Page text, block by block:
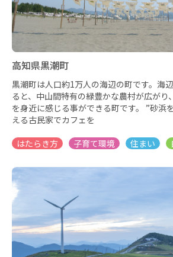
高知県黒潮町
黒潮町は人口約1万人の海辺の町です。海
ると、中山間特有の緑豊かな農村が広がり
を身近に感じる事ができる町です。 ”砂
える古民家でカフェを